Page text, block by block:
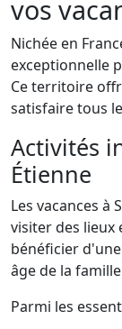
vos
Nichée en
exceptionnelle
Ce territoire
satisfaire tous
Activités
Étienne
Les vacances à
visiter des lieux
bénéficier
âge de la
Parmi les